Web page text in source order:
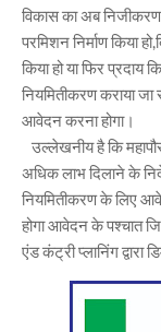
विकास का अब निजीकरण
परमिशन निर्माण किया
किया हो या फिर प्रदाय
नियमितीकरण कराया
आवेदन करना होगा।
उल्लेखनीय है कि
अधिक लाभ दिलाने के
नियमितीकरण के लिए
होगा आवेदन के पश्चात
एंड कंट्री प्लानिंग द्वारा